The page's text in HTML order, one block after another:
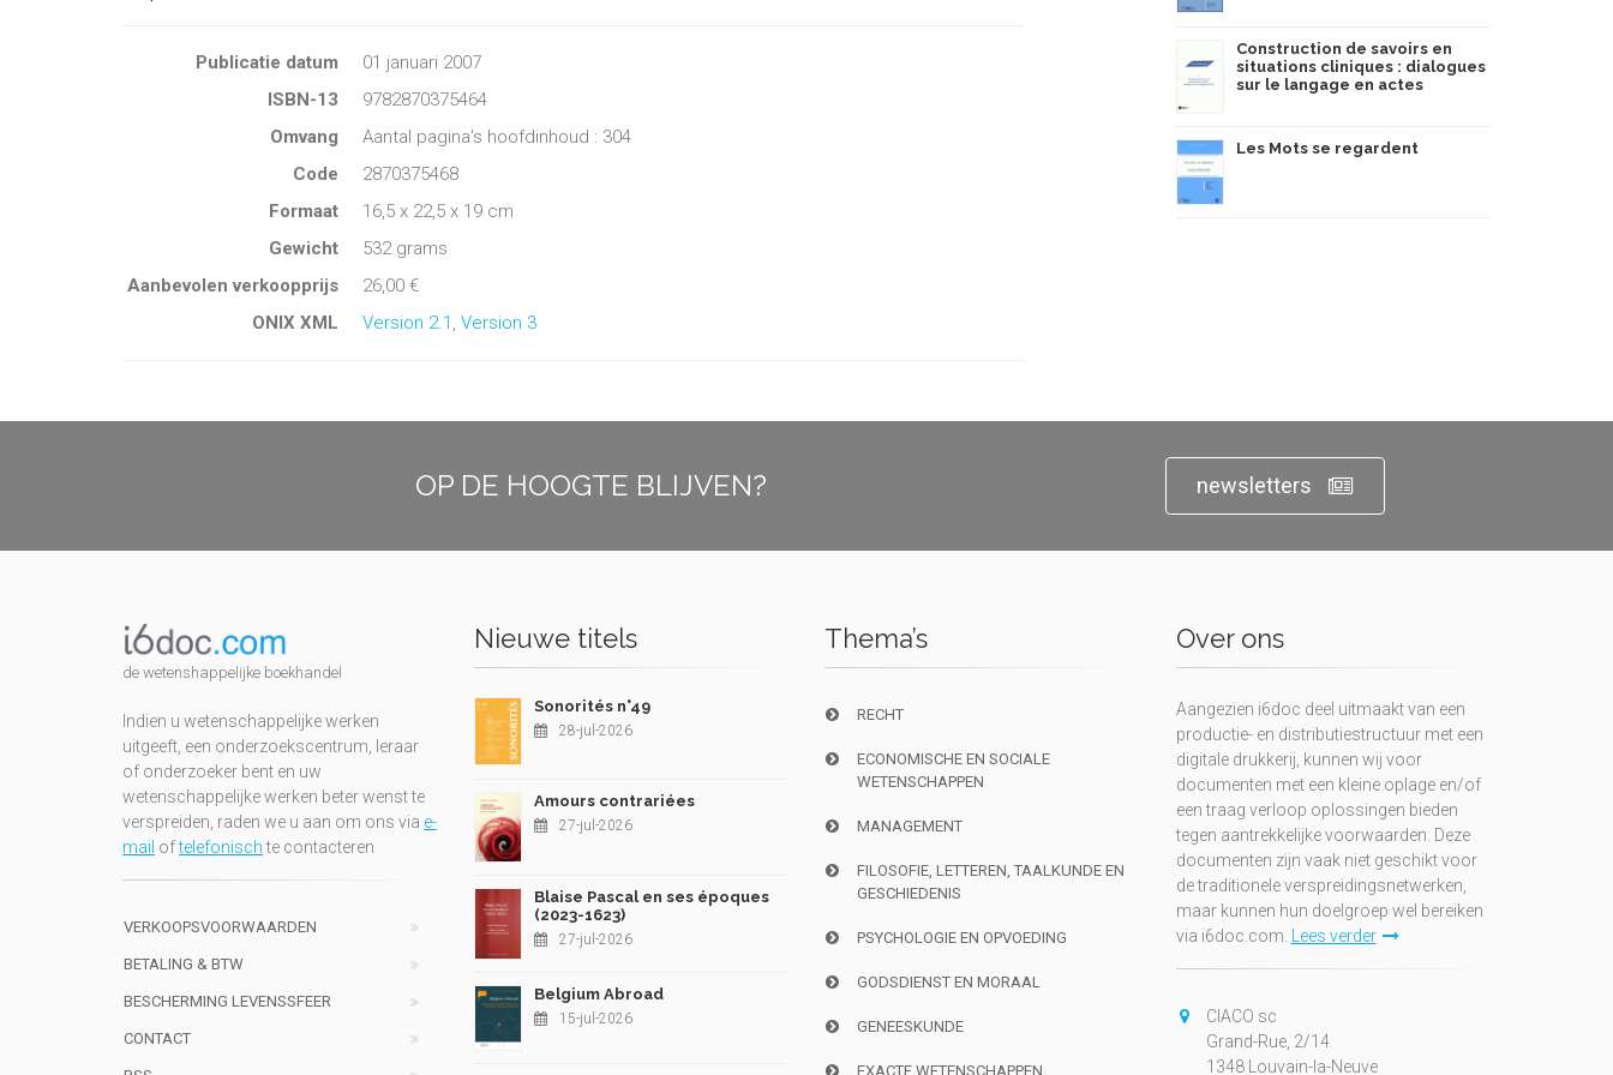
Publicatie datum
01 januari 2007
ISBN-13
9782870375464
Omvang
Aantal pagina's hoofdinhoud : 304
Code
2870375468
Formaat
16,5 x 22,5 x 19 cm
Gewicht
532 grams
Aanbevolen verkoopprijs
26,00 €
ONIX XML
Version 2.1 Version 3
Construction de savoirs en
situations cliniques : dialogues
sur le langage en actes
Les Mots se regardent
OP DE HOOGTE BLIJVEN? newsletters
de wetenshappelijke boekhandel
Indien u wetenschappelijke werken
uitgeeft, een onderzoekscentrum, leraar
of onderzoeker bent en uw
wetenschappelijke werken beter wenst te
verspreiden, raden we u aan om ons via e-
mail oftelefonischte contacteren
VERKOOPSVOORWAARDEN
BETALING & BTW
BESCHERMING LEVENSSFEER
CONTACT
Nieuwe titels
Sonorités n°49
28-jul-2026
Amours contrariées
27-jul-2026
Blaise Pascal en ses époques
(2023-1623)
27-jul-2026
Belgium Abroad
15-jul-2026
Thema’s
RECHT
ECONOMISCHE EN SOCIALE
WETENSCHAPPEN
MANAGEMENT
FILOSOFIE, LETTEREN, TAALKUNDE EN
GESCHIEDENIS
PSYCHOLOGIE EN OPVOEDING
GODSDIENST EN MORAAL
GENEESKUNDE
EXACTE WETENSCHAPPEN
Over ons
Aangezien i6doc deel uitmaakt van een
productie- en distributiestructuur met een
digitale drukkerij, kunnen wij voor
documenten met een kleine oplage en/of
een traag verloop oplossingen bieden
tegen aantrekkelijke voorwaarden. Deze
documenten zijn vaak niet geschikt voor
de traditionele verspreidingsnetwerken,
maar kunnen hun doelgroep wel bereiken
via i6doc.com. Lees verder
CIACO sc
Grand-Rue, 2/14
1348 Louvain-la-Neuve